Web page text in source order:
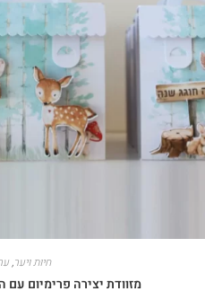
חיות ויער,
מזוודת יצירה פרימיום עם